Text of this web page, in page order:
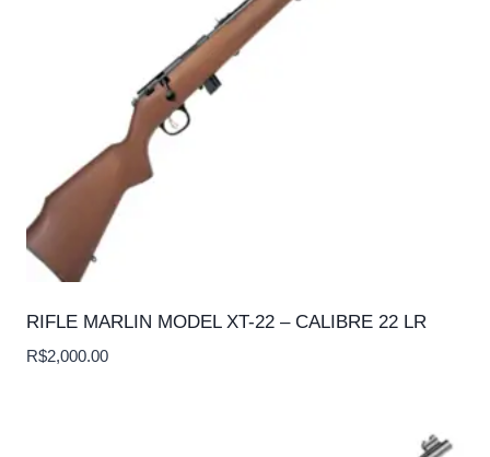
RIFLE MARLIN MODEL XT-22 – CALIBRE 22 LR
R$2,000.00